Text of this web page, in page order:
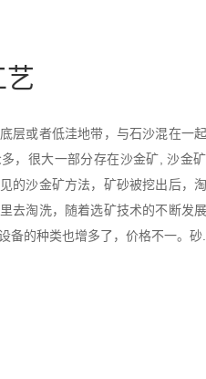
艺
层或者低洼地带，与石沙混在一
，很大一部分存在沙金矿, 沙金
的沙金矿方法，矿砂被挖出后，
去淘洗，随着选矿技术的不断发
备的种类也增多了，价格不一。砂